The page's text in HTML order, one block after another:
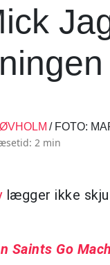
/ FOTO:
2 min
lægger ikke
Saints Go